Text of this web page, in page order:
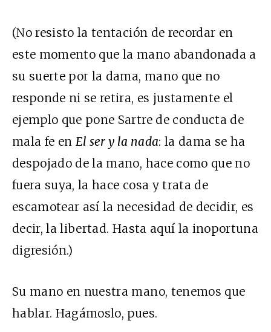
(No resisto la tentación de recordar en
este momento que la mano abandonada a
su suerte por la dama, mano que no
responde ni se retira, es justamente el
ejemplo que pone Sartre de conducta de
mala fe en El ser y la nada: la dama se ha
despojado de la mano, hace como que no
fuera suya, la hace cosa y trata de
escamotear así la necesidad de decidir, es
decir, la libertad. Hasta aquí la inoportuna
digresión.)
Su mano en nuestra mano, tenemos que
hablar. Hagámoslo, pues.